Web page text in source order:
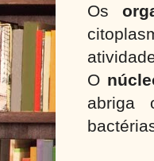
Os
O
abriga